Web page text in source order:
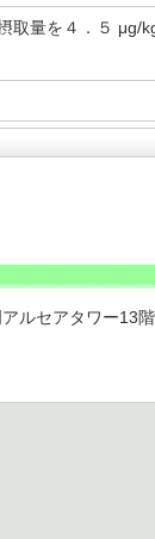
取量を４．５ μg/
セアタワー13